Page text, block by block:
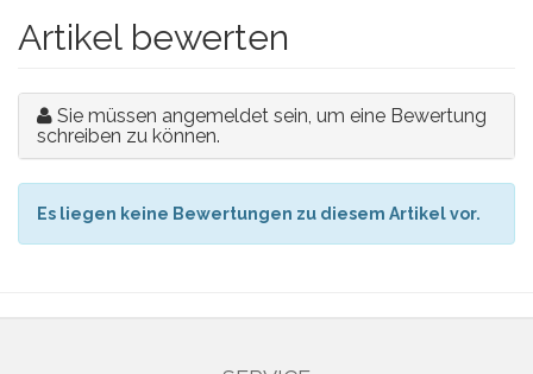
Artikel bewerten
Sie müssen angemeldet sein, um eine Bewertung
schreiben zu können.
Es liegen keine Bewertungen zu diesem Artikel vor.